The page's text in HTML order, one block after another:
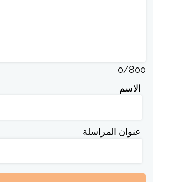
0/800
الاسم
عنوان المراسلة